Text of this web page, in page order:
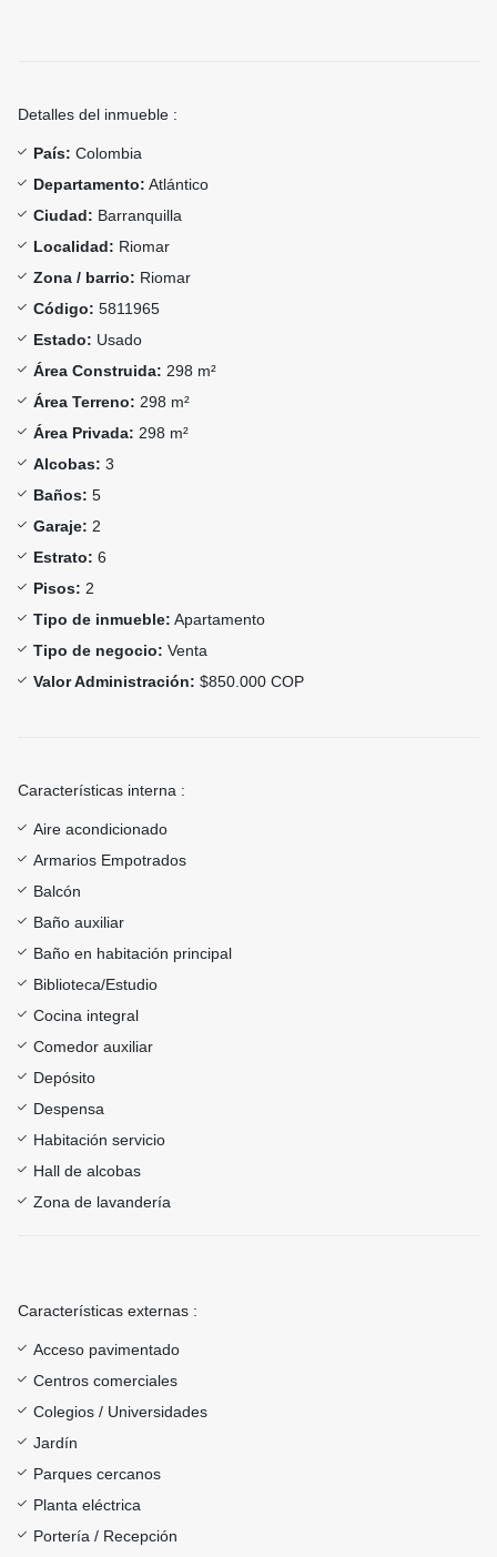
Detalles del inmueble :
País: Colombia
Departamento: Atlántico
Ciudad: Barranquilla
Localidad: Riomar
Zona / barrio: Riomar
Código: 5811965
Estado: Usado
Área Construida: 298 m²
Área Terreno: 298 m²
Área Privada: 298 m²
Alcobas: 3
Baños: 5
Garaje: 2
Estrato: 6
Pisos: 2
Tipo de inmueble: Apartamento
Tipo de negocio: Venta
Valor Administración: $850.000 COP
Características interna :
Aire acondicionado
Armarios Empotrados
Balcón
Baño auxiliar
Baño en habitación principal
Biblioteca/Estudio
Cocina integral
Comedor auxiliar
Depósito
Despensa
Habitación servicio
Hall de alcobas
Zona de lavandería
Características externas :
Acceso pavimentado
Centros comerciales
Colegios / Universidades
Jardín
Parques cercanos
Planta eléctrica
Portería / Recepción